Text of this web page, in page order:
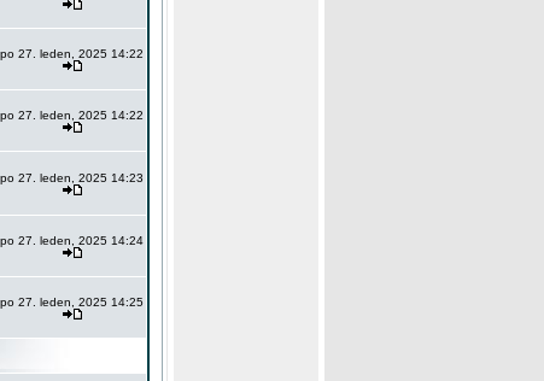
po 27. leden, 2025 14:22
po 27. leden, 2025 14:22
po 27. leden, 2025 14:23
po 27. leden, 2025 14:24
po 27. leden, 2025 14:25